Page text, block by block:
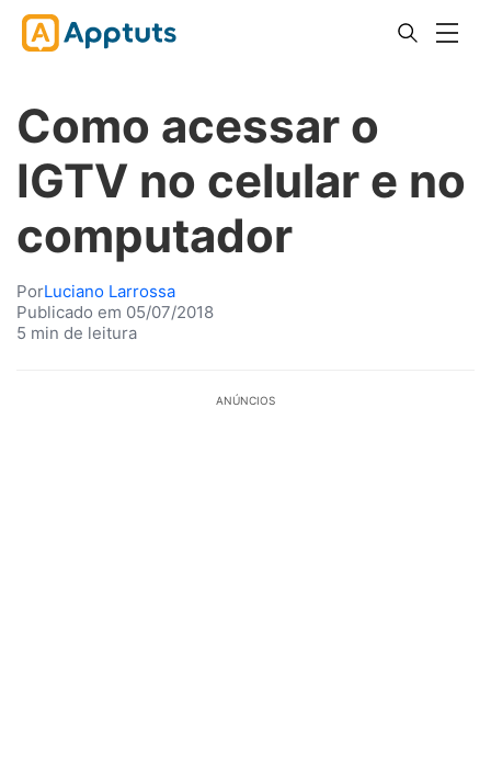
Como acessar o
IGTV no celular e no
computador
PorLuciano Larrossa
Publicado em 05/07/2018
5 min de leitura
ANÚNCIOS